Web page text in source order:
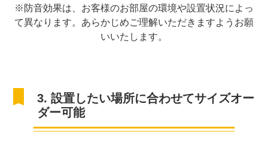
※防音効果は、お客様のお部屋の環境や設置状況によっ
て異なります。あらかじめご理解いただきますようお願
いいたします。
3. 設置したい場所に合わせてサイズオー
ダー可能